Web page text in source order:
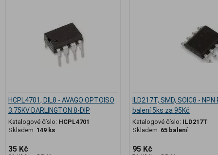
HCPL4701, DIL8 - AVAGO OPTOISO
3.75KV DARLINGTON 8-DIP
Katalogové číslo: HCPL4701
Skladem: 149 ks
35 Kč
ILD217T, SMD, SOIC8 -
balení 5ks za 95Kč
Katalogové číslo: ILD217T
Skladem: 65 balení
95 Kč